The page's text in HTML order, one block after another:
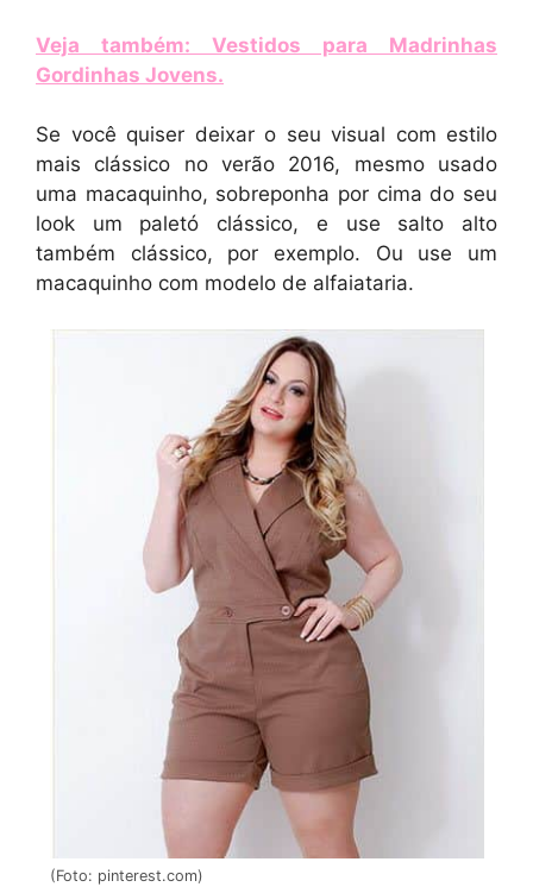
Veja também: Vestidos para Madrinhas
Gordinhas Jovens.
Se você quiser deixar o seu visual com estilo
mais clássico no verão 2016, mesmo usado
uma macaquinho, sobreponha por cima do seu
look um paletó clássico, e use salto alto
também clássico, por exemplo. Ou use um
macaquinho com modelo de alfaiataria.
(Foto: pinterest.com)